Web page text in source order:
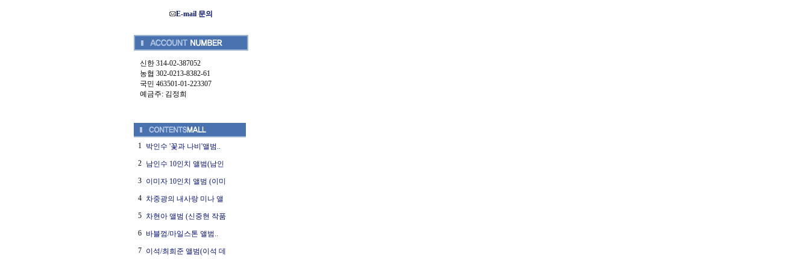
E-mail 문의
신한 314-02-387052
농협 302-0213-8382-61
국민 463501-01-223307
예금주: 김정희
1 박인수 '꽃과 나비'앨범..
2 남인수 10인치 앨범(남인
3 이미자 10인치 앨범 (이미
4 차중광의 내사랑 미나 앨
5 차현아 앨범 (신중현 작품
6 바블껌/마일스톤 앨범..
7 이석/최희준 앨범(이석 데